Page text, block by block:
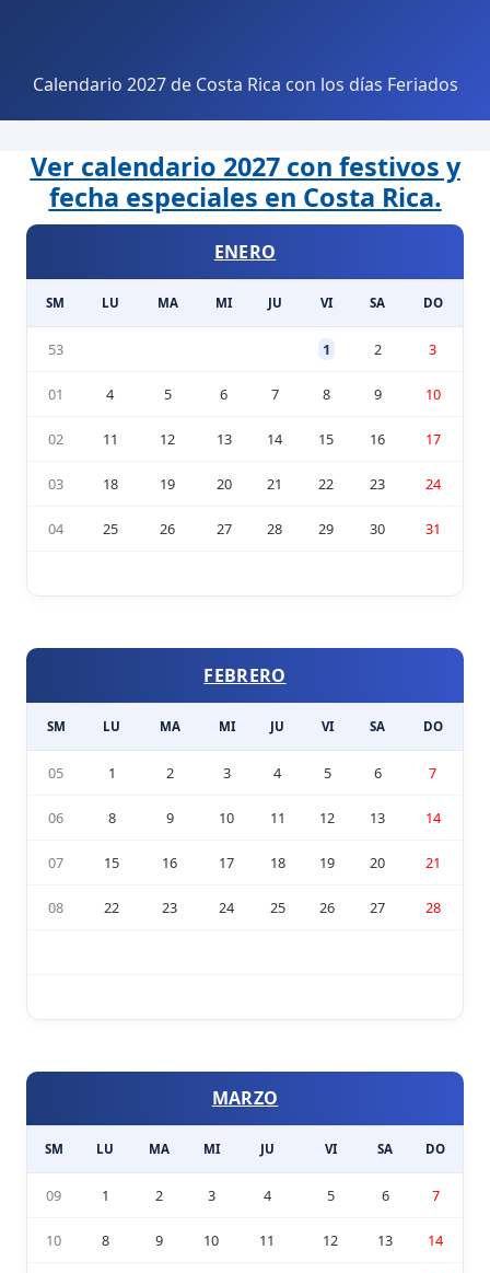
Calendario 2027 de Costa Rica con los días Feriados
Ver calendario 2027 con festivos y
fecha especiales en Costa Rica.
ENERO
SM LU MA MI JU VI SA DO
53 1 2 3
01 4 5 6 7 8 9 10
02 11 12 13 14 15 16 17
03 18 19 20 21 22 23 24
04 25 26 27 28 29 30 31
FEBRERO
SM LU MA MI JU VI SA DO
05 1 2 3 4 5 6 7
06 8 9 10 11 12 13 14
07 15 16 17 18 19 20 21
08 22 23 24 25 26 27 28
MARZO
SM LU MA MI JU VI SA DO
09 1 2 3 4 5 6 7
10 8 9 10 11 12 13 14